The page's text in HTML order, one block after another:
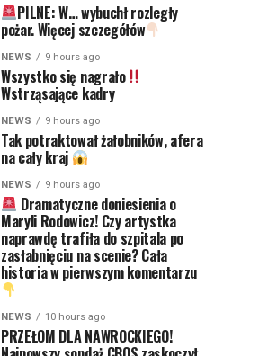
PILNE: W… wybuchł rozległy
pożar. Więcej szczegółów
NEWS 9 hours ago
Wszystko się nagrało
Wstrząsające kadry
NEWS 9 hours ago
Tak potraktował żałobników, afera
na cały kraj
NEWS 9 hours ago
Dramatyczne doniesienia o
Maryli Rodowicz! Czy artystka
naprawdę trafiła do szpitala po
zasłabnięciu na scenie? Cała
historia w pierwszym komentarzu
NEWS 10 hours ago
PRZEŁOM DLA NAWROCKIEGO!